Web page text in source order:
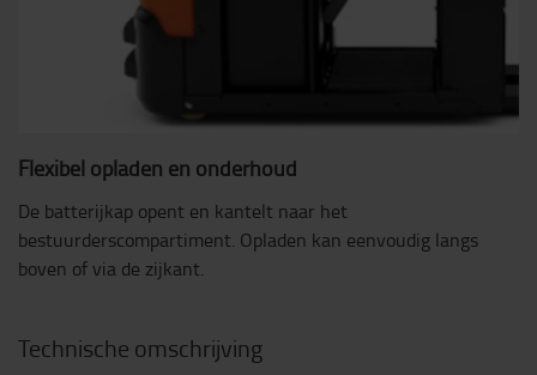
Flexibel opladen en onderhoud
De batterijkap opent en kantelt naar het
bestuurderscompartiment. Opladen kan eenvoudig langs
boven of via de zijkant.
Technische omschrijving